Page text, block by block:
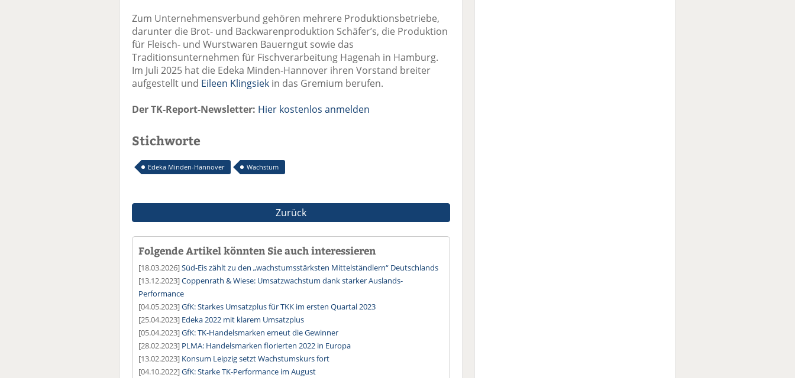
Zum Unternehmensverbund gehören mehrere Produktionsbetriebe,
darunter die Brot- und Backwarenproduktion Schäfer’s, die Produktion
für Fleisch- und Wurstwaren Bauerngut sowie das
Traditionsunternehmen für Fischverarbeitung Hagenah in Hamburg.
Im Juli 2025 hat die Edeka Minden-Hannover ihren Vorstand breiter
aufgestellt und Eileen Klingsiek in das Gremium berufen.
Der TK-Report-Newsletter: Hier kostenlos anmelden
Stichworte
Edeka Minden-Hannover Wachstum
Zurück
Folgende Artikel könnten Sie auch interessieren
[18.03.2026]Süd-Eis zählt zu den „wachstumsstärksten Mittelständlern“ Deutschlands
[13.12.2023]Coppenrath & Wiese: Umsatzwachstum dank starker Auslands-
Performance
[04.05.2023]GfK: Starkes Umsatzplus für TKK im ersten Quartal 2023
[25.04.2023] Edeka 2022 mit klarem Umsatzplus
[05.04.2023]GfK: TK-Handelsmarken erneut die Gewinner
[28.02.2023] PLMA: Handelsmarken florierten 2022 in Europa
[13.02.2023] Konsum Leipzig setzt Wachstumskurs fort
[04.10.2022]GfK: Starke TK-Performance im August